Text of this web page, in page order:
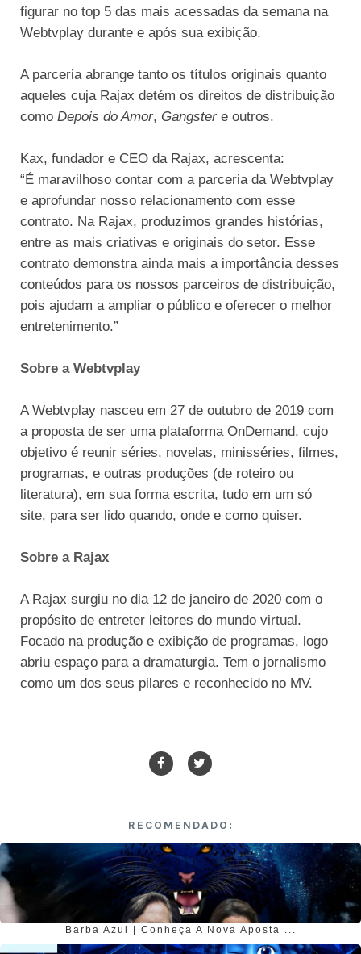
figurar no top 5 das mais acessadas da semana na
Webtvplay durante e após sua exibição.
A parceria abrange tanto os títulos originais quanto
aqueles cuja Rajax detém os direitos de distribuição
como Depois do Amor, Gangster e outros.
Kax, fundador e CEO da Rajax, acrescenta:
“É maravilhoso contar com a parceria da Webtvplay
e aprofundar nosso relacionamento com esse
contrato. Na Rajax, produzimos grandes histórias,
entre as mais criativas e originais do setor. Esse
contrato demonstra ainda mais a importância desses
conteúdos para os nossos parceiros de distribuição,
pois ajudam a ampliar o público e oferecer o melhor
entretenimento.”
Sobre a Webtvplay
A Webtvplay nasceu em 27 de outubro de 2019 com
a proposta de ser uma plataforma OnDemand, cujo
objetivo é reunir séries, novelas, minisséries, filmes,
programas, e outras produções (de roteiro ou
literatura), em sua forma escrita, tudo em um só
site, para ser lido quando, onde e como quiser.
Sobre a Rajax
A Rajax surgiu no dia 12 de janeiro de 2020 com o
propósito de entreter leitores do mundo virtual.
Focado na produção e exibição de programas, logo
abriu espaço para a dramaturgia. Tem o jornalismo
como um dos seus pilares e reconhecido no MV.
RECOMENDADO:
Barba Azul | Conheça A Nova Aposta ...